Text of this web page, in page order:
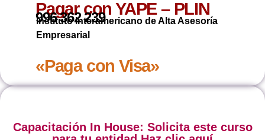
Pagar con YAPE – PLIN
996 362 239
Instituto Interamericano de Alta Asesoría
Empresarial
«Paga con Visa»
Capacitación In House: Solicita este curso